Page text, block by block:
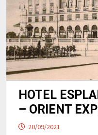
HOTEL
– ORIENT
20/09/2021